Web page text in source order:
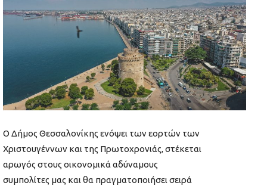
Ο Δήμος Θεσσαλονίκης ενόψει των εορτών των
Χριστουγέννων και της Πρωτοχρονιάς, στέκεται
αρωγός στους οικονομικά αδύναμους
συμπολίτες μας και θα πραγματοποιήσει σειρά